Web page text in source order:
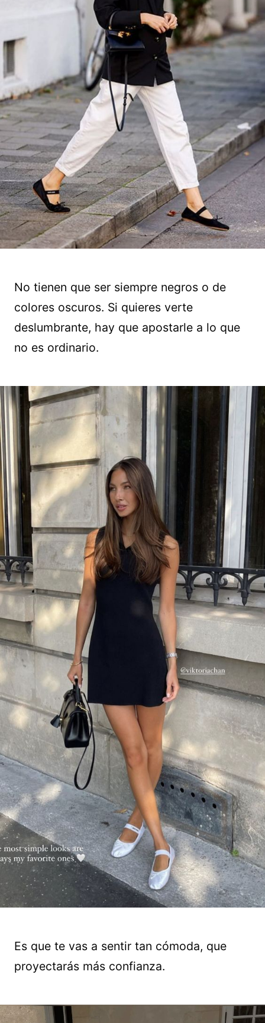
No tienen que ser siempre negros o de
colores oscuros. Si quieres verte
deslumbrante, hay que apostarle a lo que
no es ordinario.
Es que te vas a sentir tan cómoda, que
proyectarás más confianza.